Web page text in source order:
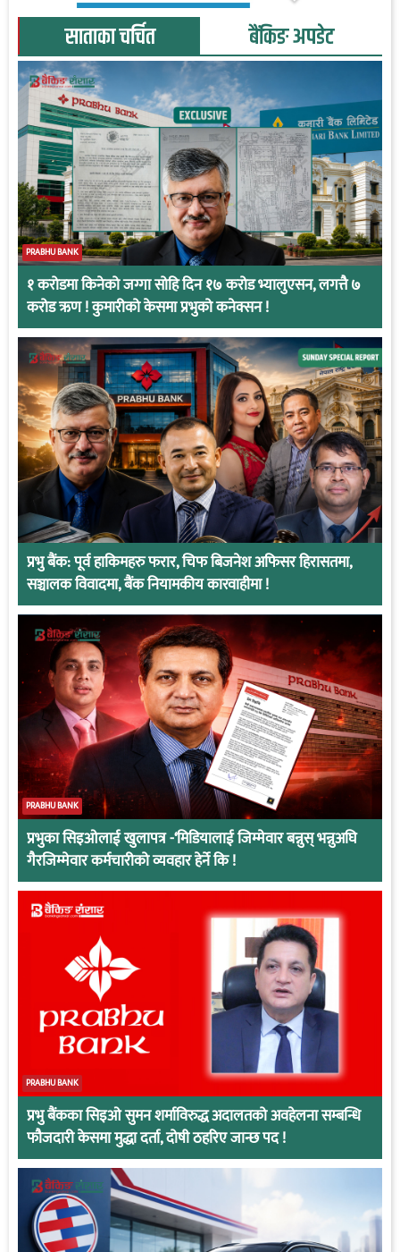
साताका चर्चित बैंकिङ अपडेट
PRABHU BANK
१ करोडमा किनेको जग्गा सोहि दिन १७ करोड भ्यालुएसन, लगत्तै ७
करोड ऋण ! कुमारीको केसमा प्रभुको कनेक्सन !
प्रभु बैंक: पूर्व हाकिमहरु फरार, चिफ बिजनेश अफिसर हिरासतमा,
सञ्चालक विवादमा, बैंक नियामकीय कारवाहीमा !
PRABHU BANK
प्रभुका सिइओलाई खुलापत्र -‘मिडियालाई जिम्मेवार बन्नुस् भन्नुअघि
गैरजिम्मेवार कर्मचारीको व्यवहार हेर्ने कि !
PRABHU BANK
प्रभु बैंकका सिइओ सुमन शर्माविरुद्ध अदालतको अवहेलना सम्बन्धि
फौजदारी केसमा मुद्धा दर्ता, दोषी ठहरिए जान्छ पद !